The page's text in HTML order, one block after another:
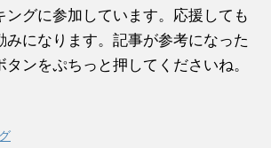
ングに参加しています。応援しても
みになります。記事が参考になった
ンをぷちっと押してくださいね。